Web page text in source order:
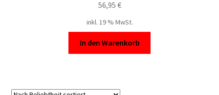
56,95 €
inkl. 19 % MwSt.
In den Warenkorb